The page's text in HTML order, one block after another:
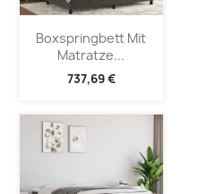
Boxspringbett Mit
Matratze...
737,69 €